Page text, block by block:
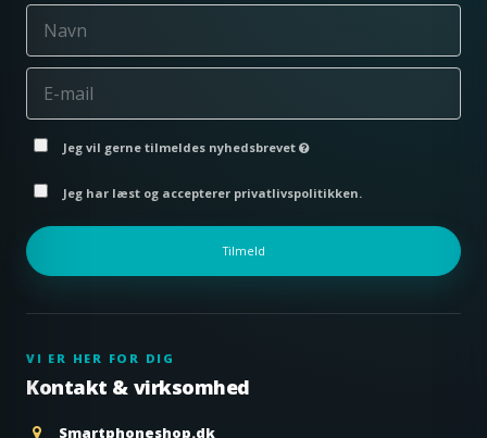
Jeg vil gerne tilmeldes nyhedsbrevet
Jeg har læst og accepterer privatlivspolitikken.
Tilmeld
VI ER HER FOR DIG
Kontakt & virksomhed
Smartphoneshop.dk